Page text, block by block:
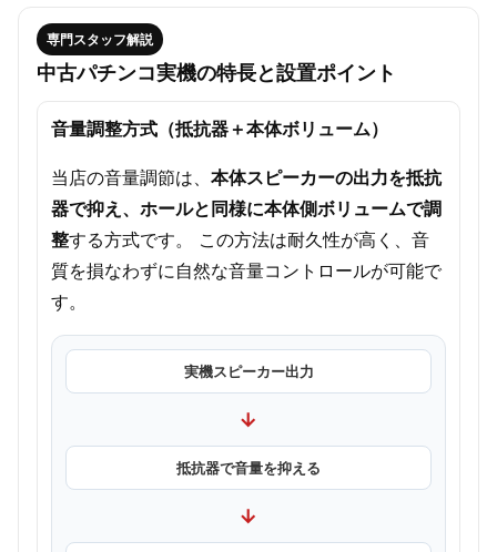
専門スタッフ解説
中古パチンコ実機の特長と設置ポイント
音量調整方式（抵抗器＋本体ボリューム）
当店の音量調節は、 本体スピーカーの出力を抵抗
器で抑え、ホールと同様に本体側ボリュームで調
整する方式です。 この方法は耐久性が高く、音
質を損なわずに自然な音量コントロールが可能で
す。
実機スピーカー出力
→
抵抗器で音量を抑える
→